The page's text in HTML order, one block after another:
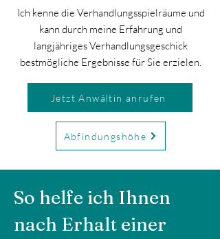
Ich kenne die Verhandlungsspielräume und
kann durch meine Erfahrung und
langjähriges Verhandlungsgeschick
bestmögliche Ergebnisse für Sie erzielen.
Jetzt Anwältin anrufen
Abfindungshöhe
So helfe ich Ihnen
nach Erhalt einer